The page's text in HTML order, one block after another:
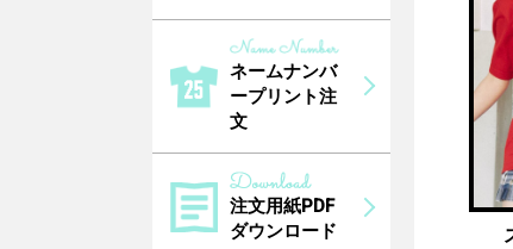
ネームナンバ
ープリント注
文
注文用紙PDF
ダウンロード